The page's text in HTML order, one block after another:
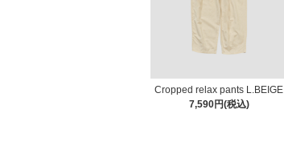
Cropped relax pants L.BEIGE
7,590円(税込)